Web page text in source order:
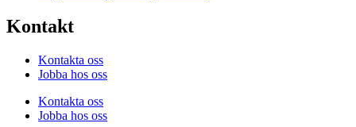
Kontakt
Kontakta oss
Jobba hos oss
Kontakta oss
Jobba hos oss